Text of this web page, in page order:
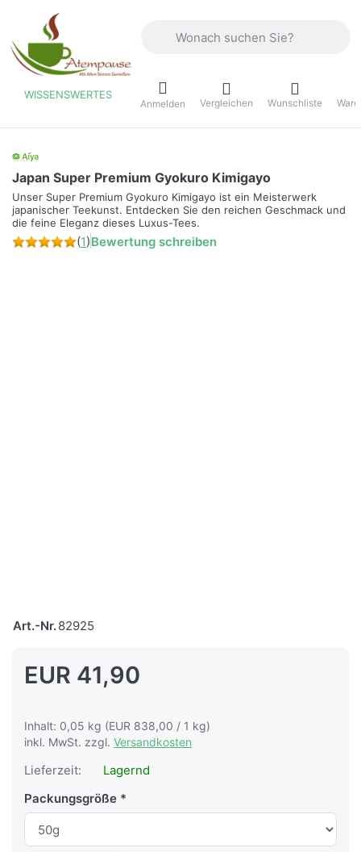
WISSENSWERTES
Anmelden Vergleichen Wunschliste
Japan Super Premium Gyokuro Kimigayo
Unser Super Premium Gyokuro Kimigayo ist ein Meisterwerk
japanischer Teekunst. Entdecken Sie den reichen Geschmack und
die feine Eleganz dieses Luxus-Tees.
(1)Bewertung schreiben
Art.-Nr.82925
EUR 41,90
Inhalt: 0,05 kg (EUR 838,00 / 1 kg)
inkl. MwSt. zzgl. Versandkosten
Lieferzeit:
Lagernd
Packungsgröße